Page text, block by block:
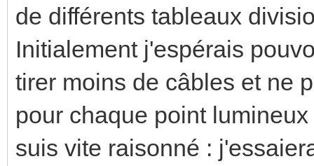
de différents tableaux
Initialement j'espérais
tirer moins de câbles et ne
pour chaque point
suis vite raisonné :